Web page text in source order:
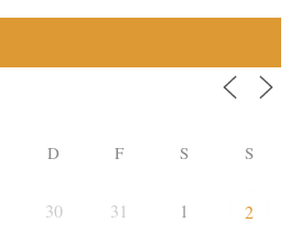
D F S S
30 31 1 2